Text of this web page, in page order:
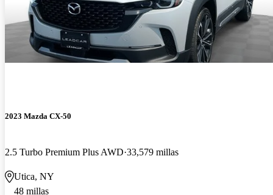
2023 Mazda CX-50
2.5 Turbo Premium Plus AWD 33,579 millas
Utica, NY
48 millas